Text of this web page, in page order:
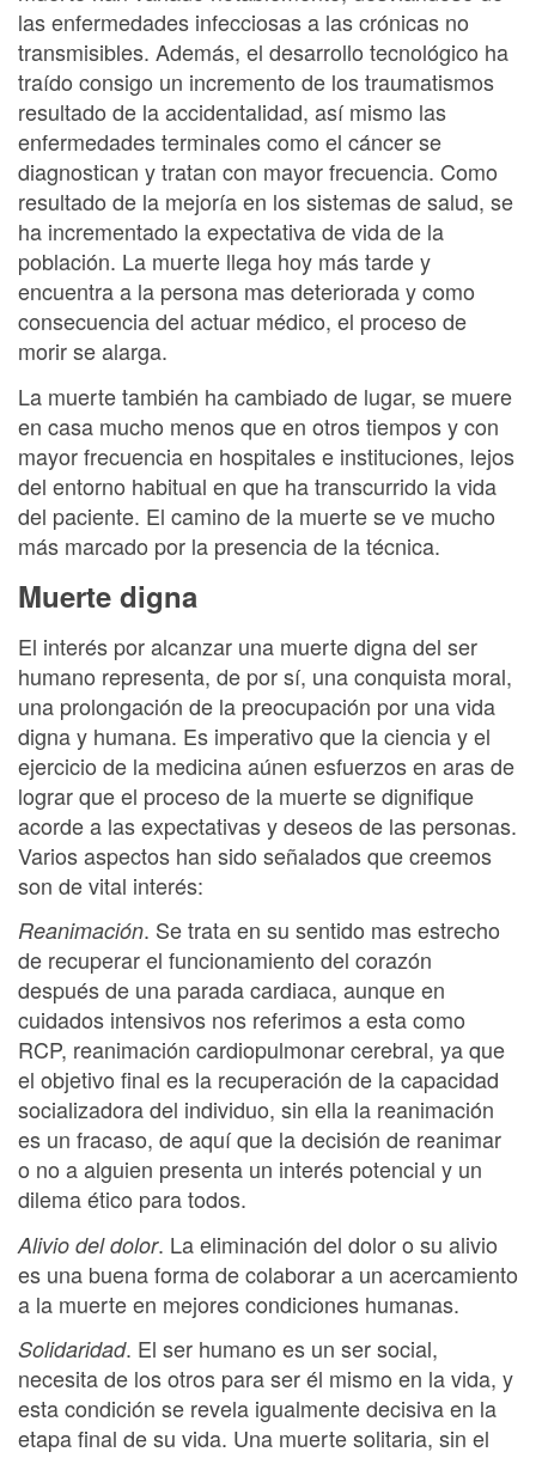
las enfermedades infecciosas a las crónicas no
transmisibles. Además, el desarrollo tecnológico ha
traído consigo un incremento de los traumatismos
resultado de la accidentalidad, así mismo las
enfermedades terminales como el cáncer se
diagnostican y tratan con mayor frecuencia. Como
resultado de la mejoría en los sistemas de salud, se
ha incrementado la expectativa de vida de la
población. La muerte llega hoy más tarde y
encuentra a la persona mas deteriorada y como
consecuencia del actuar médico, el proceso de
morir se alarga.
La muerte también ha cambiado de lugar, se muere
en casa mucho menos que en otros tiempos y con
mayor frecuencia en hospitales e instituciones, lejos
del entorno habitual en que ha transcurrido la vida
del paciente. El camino de la muerte se ve mucho
más marcado por la presencia de la técnica.
Muerte digna
El interés por alcanzar una muerte digna del ser
humano representa, de por sí, una conquista moral,
una prolongación de la preocupación por una vida
digna y humana. Es imperativo que la ciencia y el
ejercicio de la medicina aúnen esfuerzos en aras de
lograr que el proceso de la muerte se dignifique
acorde a las expectativas y deseos de las personas.
Varios aspectos han sido señalados que creemos
son de vital interés:
Reanimación. Se trata en su sentido mas estrecho
de recuperar el funcionamiento del corazón
después de una parada cardiaca, aunque en
cuidados intensivos nos referimos a esta como
RCP, reanimación cardiopulmonar cerebral, ya que
el objetivo final es la recuperación de la capacidad
socializadora del individuo, sin ella la reanimación
es un fracaso, de aquí que la decisión de reanimar
o no a alguien presenta un interés potencial y un
dilema ético para todos.
Alivio del dolor. La eliminación del dolor o su alivio
es una buena forma de colaborar a un acercamiento
a la muerte en mejores condiciones humanas.
Solidaridad. El ser humano es un ser social,
necesita de los otros para ser él mismo en la vida, y
esta condición se revela igualmente decisiva en la
etapa final de su vida. Una muerte solitaria, sin el